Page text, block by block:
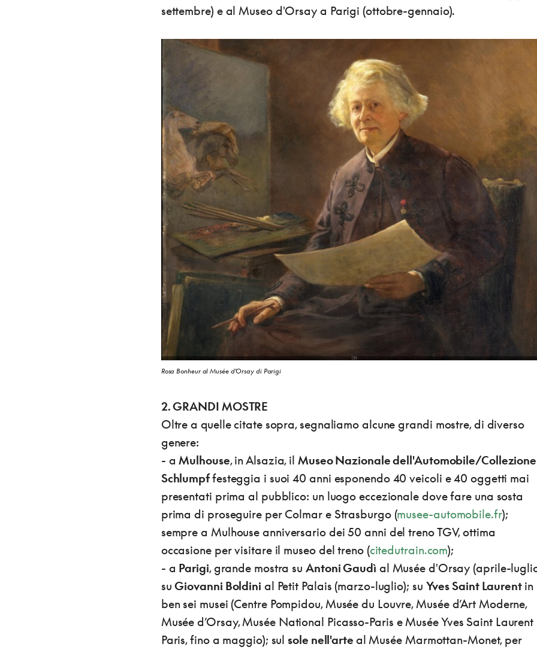
settembre) e al Museo d'Orsay a Parigi (ottobre-gennaio).
Rosa Bonheur al Musée d'Orsay di Parigi
2. GRANDI MOSTRE
Oltre a quelle citate sopra, segnaliamo alcune grandi mostre, di diverso
genere:
- aMulhouse, in Alsazia, ilMuseo Nazionale dell'Automobile/Collezione
Schlumpffesteggia i suoi 40 anni esponendo 40 veicoli e 40 oggetti mai
presentati prima al pubblico: un luogo eccezionale dove fare una sosta
prima di proseguire per Colmar e Strasburgo (musee-automobile.fr);
sempre a Mulhouse anniversario dei 50 anni del treno TGV, ottima
occasione per visitare il museo del treno (citedutrain.com);
- a Parigi, grande mostra suAntoni Gaudì al Musée d'Orsay (aprile-
suGiovanni Boldini al Petit Palais (marzo-luglio); su Yves Saint Laurent in
ben sei musei (Centre Pompidou, Musée du Louvre, Musée d’Art Moderne,
Musée d’Orsay, Musée National Picasso-Paris e Musée Yves Saint Laurent
Paris, fino a maggio); sulsole nell'arte al Musée Marmottan-Monet, per